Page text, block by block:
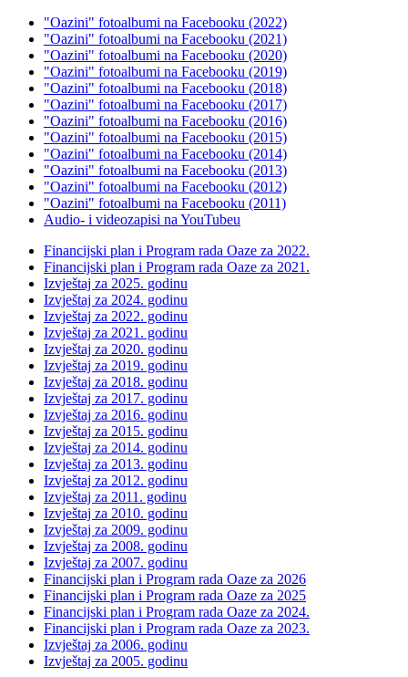
"Oazini" fotoalbumi na Facebooku (2022)
"Oazini" fotoalbumi na Facebooku (2021)
"Oazini" fotoalbumi na Facebooku (2020)
"Oazini" fotoalbumi na Facebooku (2019)
"Oazini" fotoalbumi na Facebooku (2018)
"Oazini" fotoalbumi na Facebooku (2017)
"Oazini" fotoalbumi na Facebooku (2016)
"Oazini" fotoalbumi na Facebooku (2015)
"Oazini" fotoalbumi na Facebooku (2014)
"Oazini" fotoalbumi na Facebooku (2013)
"Oazini" fotoalbumi na Facebooku (2012)
"Oazini" fotoalbumi na Facebooku (2011)
Audio- i videozapisi na YouTubeu
Financijski plan i Program rada Oaze za 2022.
Financijski plan i Program rada Oaze za 2021.
Izvještaj za 2025. godinu
Izvještaj za 2024. godinu
Izvještaj za 2022. godinu
Izvještaj za 2021. godinu
Izvještaj za 2020. godinu
Izvještaj za 2019. godinu
Izvještaj za 2018. godinu
Izvještaj za 2017. godinu
Izvještaj za 2016. godinu
Izvještaj za 2015. godinu
Izvještaj za 2014. godinu
Izvještaj za 2013. godinu
Izvještaj za 2012. godinu
Izvještaj za 2011. godinu
Izvještaj za 2010. godinu
Izvještaj za 2009. godinu
Izvještaj za 2008. godinu
Izvještaj za 2007. godinu
Financijski plan i Program rada Oaze za 2026
Financijski plan i Program rada Oaze za 2025
Financijski plan i Program rada Oaze za 2024.
Financijski plan i Program rada Oaze za 2023.
Izvještaj za 2006. godinu
Izvještaj za 2005. godinu